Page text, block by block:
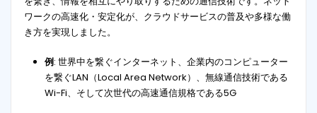
ワークの高速化・安定化が、クラウドサービスの普及や多様な働
き方を実現しました。
例: 世界中を繋ぐインターネット、企業内のコンピューター
を繋ぐLAN（Local Area Network）、無線通信技術である
Wi-Fi、そして次世代の高速通信規格である5G